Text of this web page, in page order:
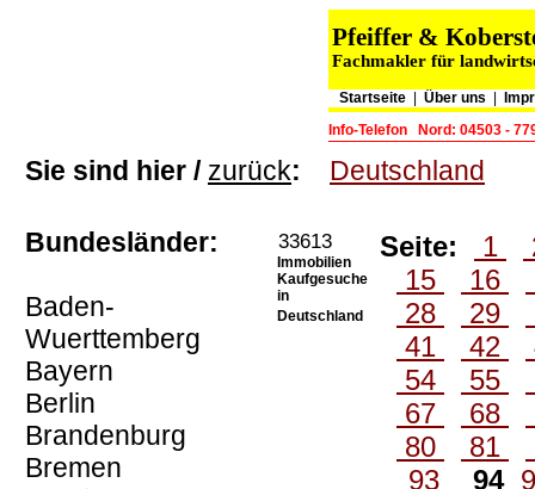
Pfeiffer &
Fachmakler für
Startseite Über uns
Info-Telefon
Nord: 04503 -
Sie sind hier / zurück: Deutschland
Bundesländer:
Baden-
Wuerttemberg
Bayern
Berlin
Brandenburg
Bremen
33613
Immobilien
Kaufgesuche
in
Deutschland
Seite: 1
15
16
28
29
41
42
54
55
67
68
80
81
93
94